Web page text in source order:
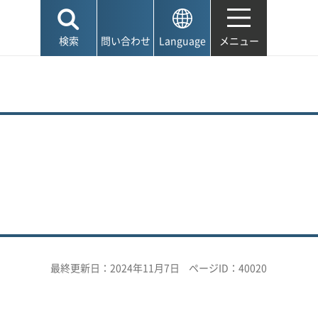
検索 問い合わせ Language メニュー
最終更新日：2024年11月7日 ページID：40020